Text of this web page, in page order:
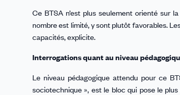
Ce BTSA n’est plus seulement orienté sur
nombre est limité, y sont plutôt favorables.
capacités, explicite.
Interrogations quant au niveau
Le niveau pédagogique attendu pour ce
sociotechnique », est le bloc qui pose le